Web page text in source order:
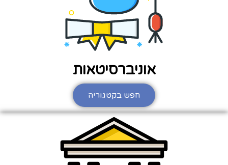
אוניברסיטאות
חפש בקטגוריה